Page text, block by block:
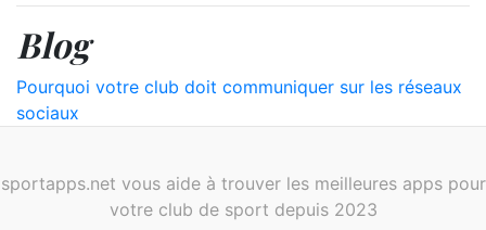
Blog
Pourquoi votre club doit communiquer sur les réseaux
sociaux
sportapps.net vous aide à trouver les meilleures apps pour
votre club de sport depuis 2023